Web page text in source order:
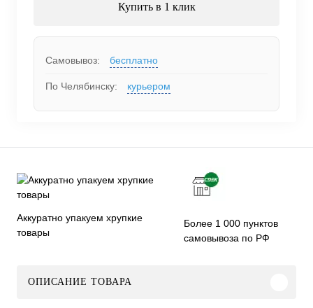
Купить в 1 клик
Самовывоз: бесплатно
По Челябинску: курьером
Аккуратно упакуем хрупкие
товары
Более 1 000 пунктов
самовывоза по РФ
ОПИСАНИЕ ТОВАРА